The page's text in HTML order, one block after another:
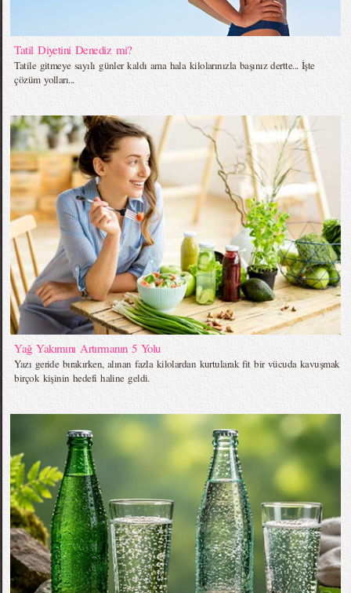
Tatil Diyetini Denediz mi?
Tatile gitmeye sayılı günler kaldı ama hala kilolarınızla başınız dertte... İşte
çözüm yolları...
Yağ Yakımını Artırmanın 5 Yolu
Yazı geride bırakırken, alınan fazla kilolardan kurtularak fit bir vücuda kavuşmak
birçok kişinin hedefi haline geldi.